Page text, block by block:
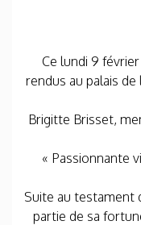
Ce lundi 9
rendus au palais
Brigitte Brisset,
« Passionnante
Suite au testament
partie de sa